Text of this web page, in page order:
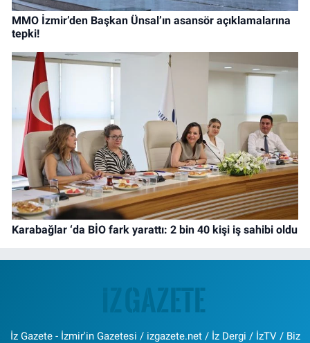
MMO İzmir’den Başkan Ünsal’ın asansör açıklamalarına
tepki!
Karabağlar ‘da BİO fark yarattı: 2 bin 40 kişi iş sahibi oldu
İz Gazete - İzmir'in Gazetesi / izgazete.net / İz Dergi / İzTV / Biz